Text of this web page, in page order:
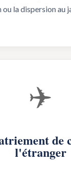
la dispersion au
✈️
de
l'étranger